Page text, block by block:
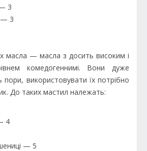
3
— 3
масла — масла з досить високим і
комедогеннимі. Вони дуже
використовувати їх потрібно
До таких мастил належать:
4
— 5